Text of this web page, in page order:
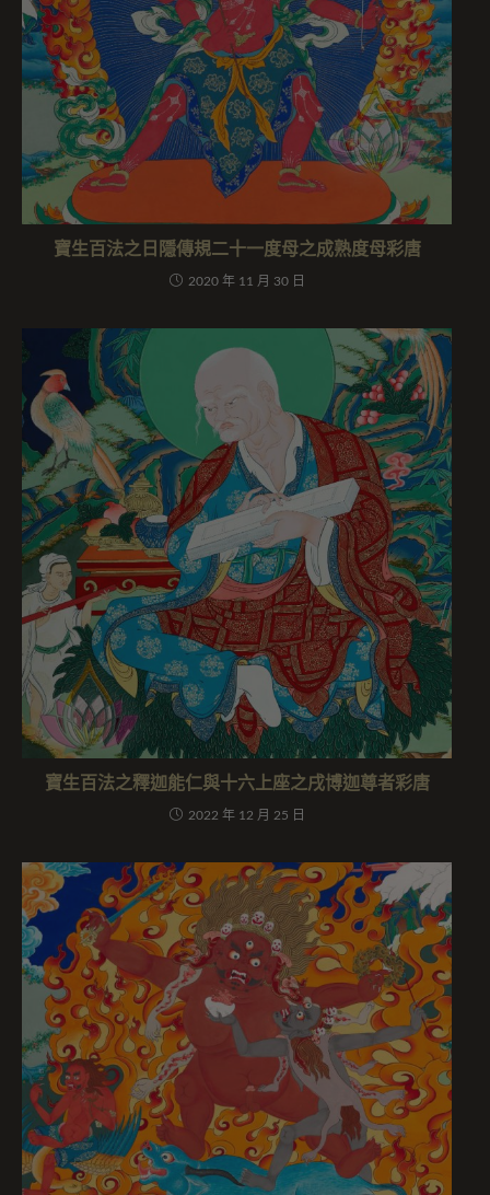
寶生百法之日隱傳規二十一度母之成熟度母彩唐
2020 年 11 月 30 日
寶生百法之釋迦能仁與十六上座之戌博迦尊者彩唐
2022 年 12 月 25 日